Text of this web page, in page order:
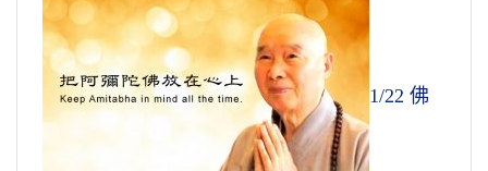
1/22 佛